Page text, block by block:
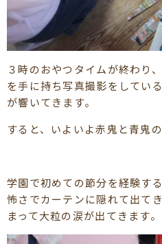
３時のおやつタイムが終わり
を手に持ち写真撮影をしてい
が響いてきます。
すると、いよいよ赤鬼と青鬼
学園で初めての節分を経験す
怖さでカーテンに隠れて出て
まって大粒の涙が出てきます。